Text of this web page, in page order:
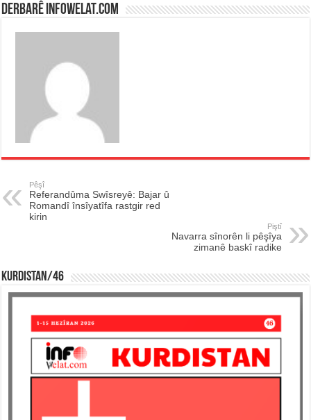
Derbarê infowelat.com
Pêşî
Referandûma Swîsreyê: Bajar û
Romandî însîyatîfa rastgir red
kirin
Piştî
Navarra sînorên li pêşîya
zimanê baskî radike
KURDISTAN/46